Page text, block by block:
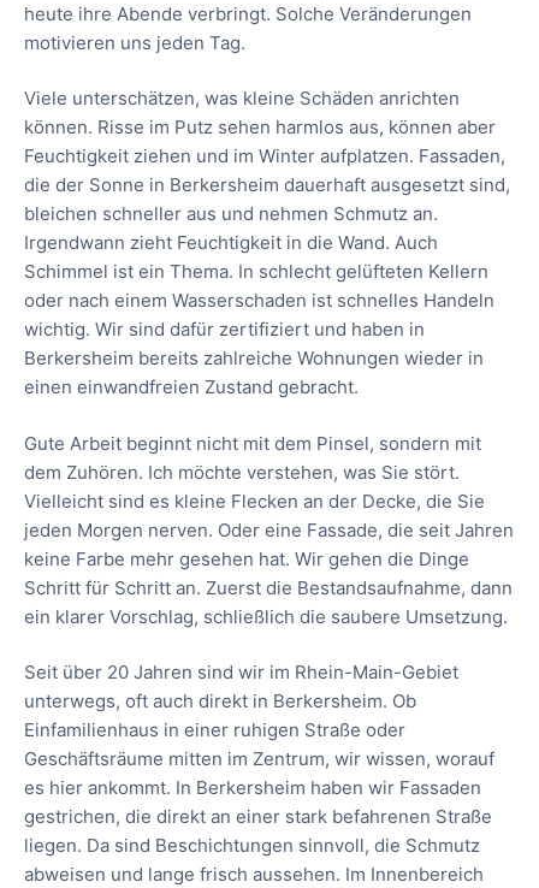
heute ihre Abende verbringt. Solche Veränderungen
motivieren uns jeden Tag.
Viele unterschätzen, was kleine Schäden anrichten
können. Risse im Putz sehen harmlos aus, können aber
Feuchtigkeit ziehen und im Winter aufplatzen. Fassaden,
die der Sonne in Berkersheim dauerhaft ausgesetzt sind,
bleichen schneller aus und nehmen Schmutz an.
Irgendwann zieht Feuchtigkeit in die Wand. Auch
Schimmel ist ein Thema. In schlecht gelüfteten Kellern
oder nach einem Wasserschaden ist schnelles Handeln
wichtig. Wir sind dafür zertifiziert und haben in
Berkersheim bereits zahlreiche Wohnungen wieder in
einen einwandfreien Zustand gebracht.
Gute Arbeit beginnt nicht mit dem Pinsel, sondern mit
dem Zuhören. Ich möchte verstehen, was Sie stört.
Vielleicht sind es kleine Flecken an der Decke, die Sie
jeden Morgen nerven. Oder eine Fassade, die seit Jahren
keine Farbe mehr gesehen hat. Wir gehen die Dinge
Schritt für Schritt an. Zuerst die Bestandsaufnahme, dann
ein klarer Vorschlag, schließlich die saubere Umsetzung.
Seit über 20 Jahren sind wir im Rhein-Main-Gebiet
unterwegs, oft auch direkt in Berkersheim. Ob
Einfamilienhaus in einer ruhigen Straße oder
Geschäftsräume mitten im Zentrum, wir wissen, worauf
es hier ankommt. In Berkersheim haben wir Fassaden
gestrichen, die direkt an einer stark befahrenen Straße
liegen. Da sind Beschichtungen sinnvoll, die Schmutz
abweisen und lange frisch aussehen. Im Innenbereich